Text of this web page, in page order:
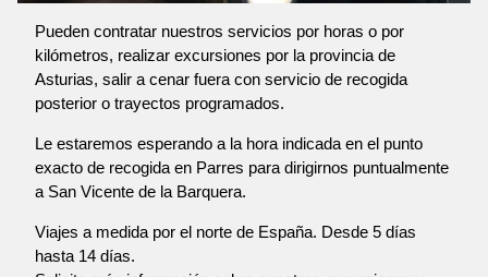
Pueden contratar nuestros servicios por horas o por
kilómetros, realizar excursiones por la provincia de
Asturias, salir a cenar fuera con servicio de recogida
posterior o trayectos programados.
Le estaremos esperando a la hora indicada en el punto
exacto de recogida en Parres para dirigirnos puntualmente
a San Vicente de la Barquera.
Viajes a medida por el norte de España. Desde 5 días
hasta 14 días.